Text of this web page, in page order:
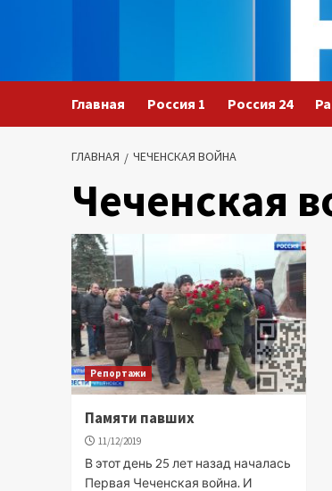
Главная Россия 1 Россия 24
ГЛАВНАЯ ЧЕЧЕНСКАЯ ВОЙНА
Чеченская
Репортажи
Памяти павших
11/12/2019
В этот день 25 лет назад началась
Первая Чеченская война. И